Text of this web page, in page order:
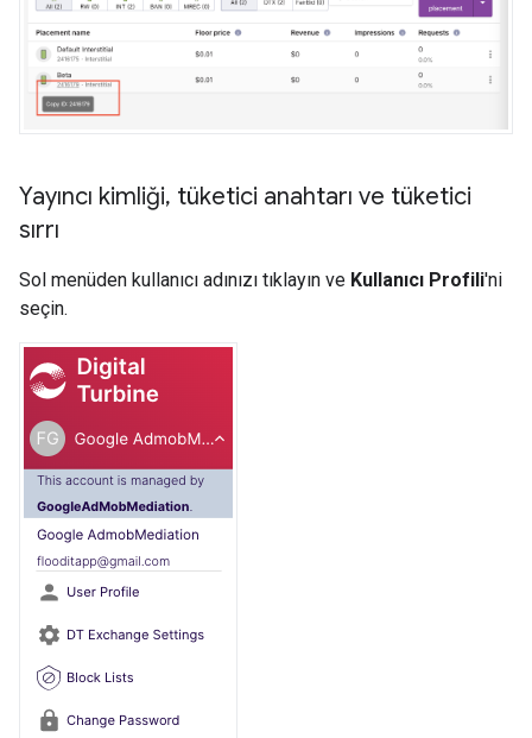
Yayıncı kimliği, tüketici anahtarı ve tüketici
sırrı
Sol menüden kullanıcı adınızı tıklayın ve Kullanıcı Profili'ni
seçin.